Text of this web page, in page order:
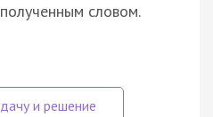
словом.